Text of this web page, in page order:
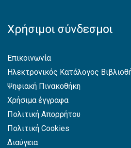
Χρήσιμοι σύνδεσμοι
Επικοινωνία
Ηλεκτρονικός Κατάλογος
Ψηφιακή Πινακοθήκη
Χρήσιμα έγγραφα
Πολιτική Απορρήτου
Πολιτική Cookies
Διαύγεια